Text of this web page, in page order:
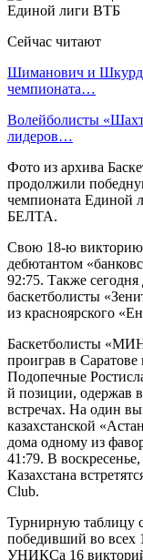
Сейчас читают
Шиманович и
чемпионата…
Волейболисты
лидеров…
Фото из архива
продолжили
чемпионата Единой
БЕЛТА.
Свою 18-ю викторию
дебютантом
92:75. Также
баскетболисты
из красноярского
Баскетболисты
проиграв в
Подопечные
й позиции, одержав
встречах. На один
казахстанской
дома одному из
41:79. В
Казахстана
Club.
Турнирную таблицу
победивший во всех
УНИКСа 16